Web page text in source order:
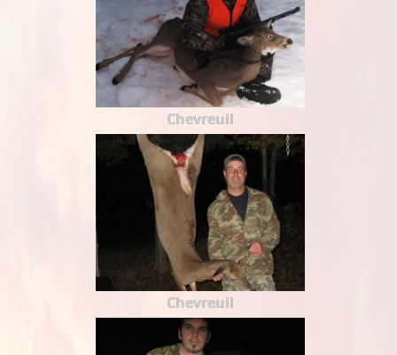
Chevreuil
Chevreuil